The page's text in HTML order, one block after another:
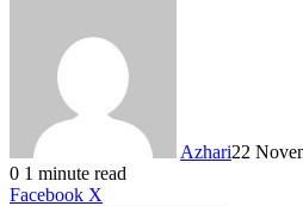
Azhari22
0 1 minute read
Facebook X